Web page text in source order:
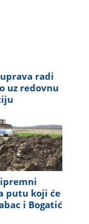
radi
uz redovnu
putu koji će
i Bogatić